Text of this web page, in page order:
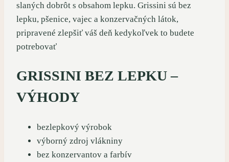
slaných dobrôt s obsahom lepku. Grissini sú bez
lepku, pšenice, vajec a konzervačných látok,
pripravené zlepšiť váš deň kedykoľvek to budete
potrebovať
GRISSINI BEZ LEPKU –
VÝHODY
bezlepkový výrobok
výborný zdroj vlákniny
bez konzervantov a farbív